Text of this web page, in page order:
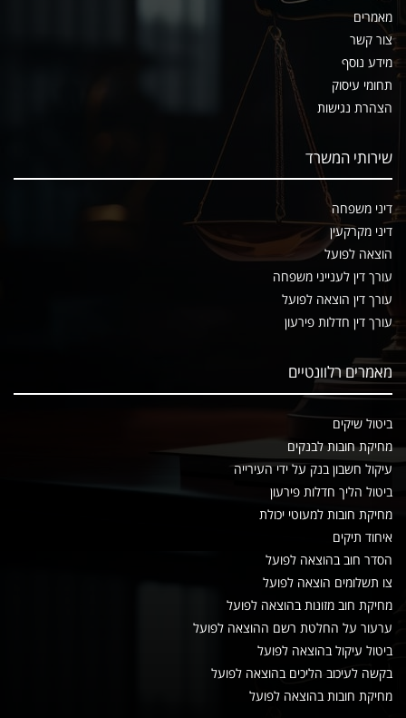
מאמרים
צור קשר
מידע נוסף
תחומי עיסוק
הצהרת נגישות
שירותי המשרד
דיני משפחה
דיני מקרקעין
הוצאה לפועל
עורך דין לענייני משפחה
עורך דין הוצאה לפועל
עורך דין חדלות פירעון
מאמרים רלוונטיים
ביטול שיקים
מחיקת חובות לבנקים
עיקול חשבון בנק על ידי העירייה
ביטול הליך חדלות פירעון
מחיקת חובות למעוטי יכולת
איחוד תיקים
הסדר חוב בהוצאה לפועל
צו תשלומים הוצאה לפועל
מחיקת חוב מזונות בהוצאה לפועל
ערעור על החלטת רשם ההוצאה לפועל
ביטול עיקול בהוצאה לפועל
בקשה לעיכוב הליכים בהוצאה לפועל
מחיקת חובות בהוצאה לפועל